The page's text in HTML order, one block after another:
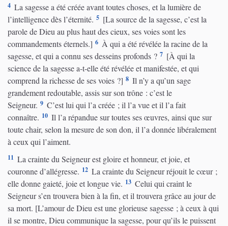
4 La sagesse a été créée avant toutes choses, et la lumière de
l’intelligence dès l’éternité. 5 [La source de la sagesse, c’est la
parole de Dieu au plus haut des cieux, ses voies sont les
commandements éternels.] 6 À qui a été révélée la racine de la
sagesse, et qui a connu ses desseins profonds ? 7 [À qui la
science de la sagesse a-t-elle été révélée et manifestée, et qui
comprend la richesse de ses voies ?] 8 Il n’y a qu’un sage
grandement redoutable, assis sur son trône : c’est le
Seigneur. 9 C’est lui qui l’a créée ; il l’a vue et il l’a fait
connaître. 10 Il l’a répandue sur toutes ses œuvres, ainsi que sur
toute chair, selon la mesure de son don, il l’a donnée libéralement
à ceux qui l’aiment.
11 La crainte du Seigneur est gloire et honneur, et joie, et
couronne d’allégresse. 12 La crainte du Seigneur réjouit le cœur ;
elle donne gaieté, joie et longue vie. 13 Celui qui craint le
Seigneur s’en trouvera bien à la fin, et il trouvera grâce au jour de
sa mort. [L’amour de Dieu est une glorieuse sagesse ; à ceux à qui
il se montre, Dieu communique la sagesse, pour qu’ils le puissent